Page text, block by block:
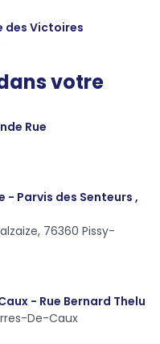
des Victoires
votre
Rue
Parvis des Senteurs ,
76360 Pissy-
- Rue Bernard Thelu
De-Caux